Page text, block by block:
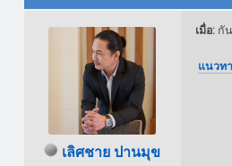
เลิศชาย ปานมุข
เมื่อ:กัน
แนวท